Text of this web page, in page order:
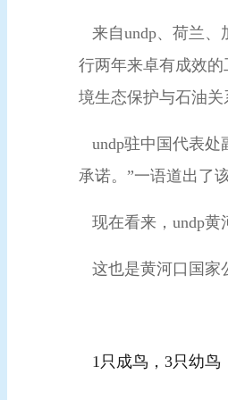
来自undp、荷兰、
行两年来卓有成效
境生态保护与石油
undp驻中国代表处
承诺。”一语道出
现在看来，undp
这也是黄河口国家
1只成鸟，3只幼